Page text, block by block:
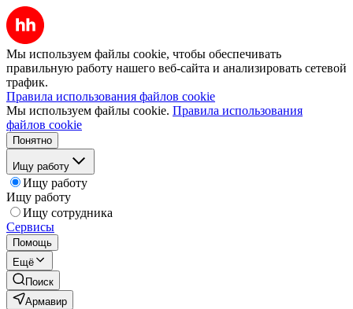
Мы используем файлы cookie, чтобы обеспечивать
правильную работу нашего веб-сайта и анализировать сетевой
трафик.
Правила использования файлов cookie
Мы используем файлы cookie. Правила использования
файлов cookie
Понятно
Ищу работу
Ищу работу
Ищу работу
Ищу сотрудника
Сервисы
Помощь
Ещё
Поиск
Армавир